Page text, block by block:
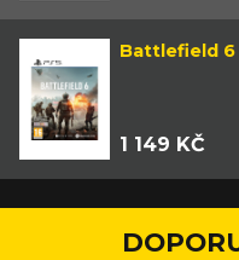
Battlefield 6
1 149 KČ